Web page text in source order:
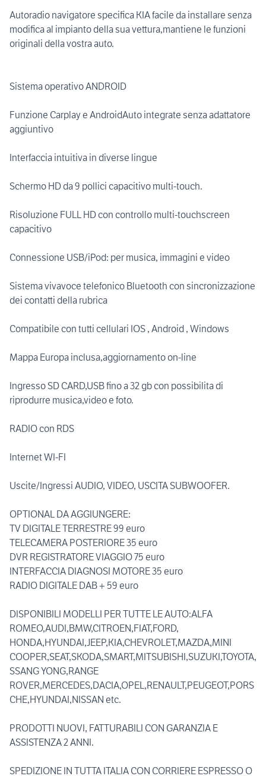
Autoradio navigatore specifica KIA facile da installare senza
modifica al impianto della sua vettura,mantiene le funzioni
originali della vostra auto.
Sistema operativo ANDROID
Funzione Carplay e AndroidAuto integrate senza adattatore
aggiuntivo
Interfaccia intuitiva in diverse lingue
Schermo HD da 9 pollici capacitivo multi-touch.
Risoluzione FULL HD con controllo multi-touchscreen
capacitivo
Connessione USB/iPod: per musica, immagini e video
Sistema vivavoce telefonico Bluetooth con sincronizzazione
dei contatti della rubrica
Compatibile con tutti cellulari IOS , Android , Windows
Mappa Europa inclusa,aggiornamento on-line
Ingresso SD CARD,USB fino a 32 gb con possibilita di
riprodurre musica,video e foto.
RADIO con RDS
Internet WI-FI
Uscite/Ingressi AUDIO, VIDEO, USCITA SUBWOOFER.
OPTIONAL DA AGGIUNGERE:
TV DIGITALE TERRESTRE 99 euro
TELECAMERA POSTERIORE 35 euro
DVR REGISTRATORE VIAGGIO 75 euro
INTERFACCIA DIAGNOSI MOTORE 35 euro
RADIO DIGITALE DAB + 59 euro
DISPONIBILI MODELLI PER TUTTE LE AUTO:ALFA
ROMEO,AUDI,BMW,CITROEN,FIAT,FORD,
HONDA,HYUNDAI,JEEP,KIA,CHEVROLET,MAZDA,MINI
COOPER,SEAT,SKODA,SMART,MITSUBISHI,SUZUKI,TOYOTA,
SSANG YONG,RANGE
ROVER,MERCEDES,DACIA,OPEL,RENAULT,PEUGEOT,PORS
CHE,HYUNDAI,NISSAN etc.
PRODOTTI NUOVI, FATTURABILI CON GARANZIA E
ASSISTENZA 2 ANNI.
SPEDIZIONE IN TUTTA ITALIA CON CORRIERE ESPRESSO O